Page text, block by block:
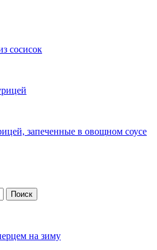
сосисок
запеченные в овощном соусе
на зиму